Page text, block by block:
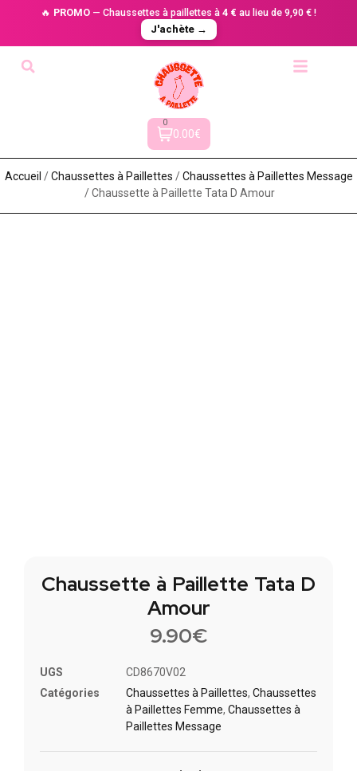
🔥 PROMO — Chaussettes à paillettes à 4 € au lieu de 9,90 € !
J'achète →
0
0.00€
Accueil /Chaussettes à Paillette​s /Chaussettes à Paillettes Message​
/ Chaussette à Paillette Tata D Amour
Chaussette à Paillette Tata D
Amour
9.90€
UGS
CD8670V02
Catégories
Chaussettes à Paillette​s, Chaussettes
à Paillettes Femme, Chaussettes à
Paillettes Message​